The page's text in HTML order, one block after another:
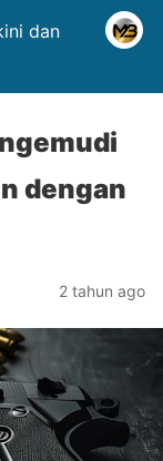
dan
dengan
2 tahun ago